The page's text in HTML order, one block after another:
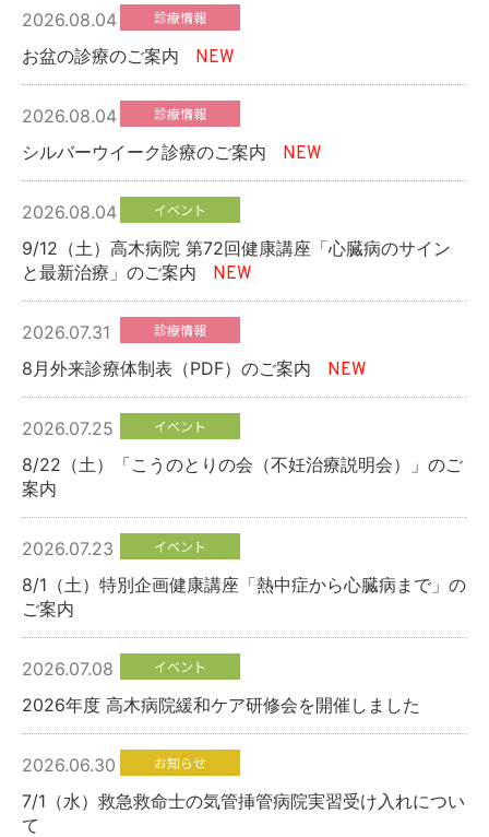
病院紹介
医療関係者の方へ
当院のがん診療
採用情報
研修医募集
専攻医募集
プライバシーポリシー
お問い合わせ
交通アクセス
予約専用電話番号
TEL.0120-87-0062
TEL.0120-87-0079
2026.08.04 診療情報
お盆の診療のご案内 NEW
2026.08.04 診療情報
シルバーウイーク診療のご案内 NEW
2026.08.04 イベント
9/12（土）高木病院 第72回健康講座「心臓病のサイン
と最新治療」のご案内
NEW
2026.07.31 診療情報
8月外来診療体制表（PDF）のご案内 NEW
2026.07.25 イベント
8/22（土）「こうのとりの会（不妊治療説明会）」のご
案内
2026.07.23 イベント
8/1（土）特別企画健康講座「熱中症から心臓病まで」の
ご案内
2026.07.08 イベント
2026年度 高木病院緩和ケア研修会を開催しました
2026.06.30 お知らせ
7/1（水）救急救命士の気管挿管病院実習受け入れについ
て